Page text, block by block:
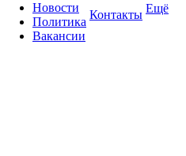
Новости
Политика
Вакансии
Контакты Ещё